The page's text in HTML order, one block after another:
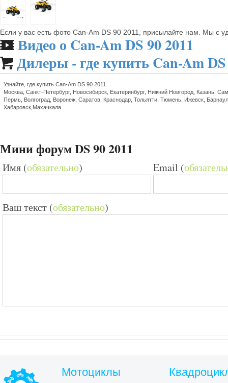
Если у вас есть фото Can-Am DS 90 2011, присылайте нам. Мы с
🎬 Видео о Can-Am DS 90 2011
 Дилеры - где купить Can-Am DS
Узнайте, где купить Can-Am DS 90 2011
Москва, Санкт-Петербург, Новосибирск, Екатеринбург, Нижний Новгород, Казань,
Пермь, Волгоград, Воронеж, Саратов, Краснодар, Тольятти, Тюмень, Ижевск,
Хабаровск,Махачкала
Мини форум DS 90 2011
Имя (обязательно) Email (
Ваш текст (обязательно)
Мотоциклы